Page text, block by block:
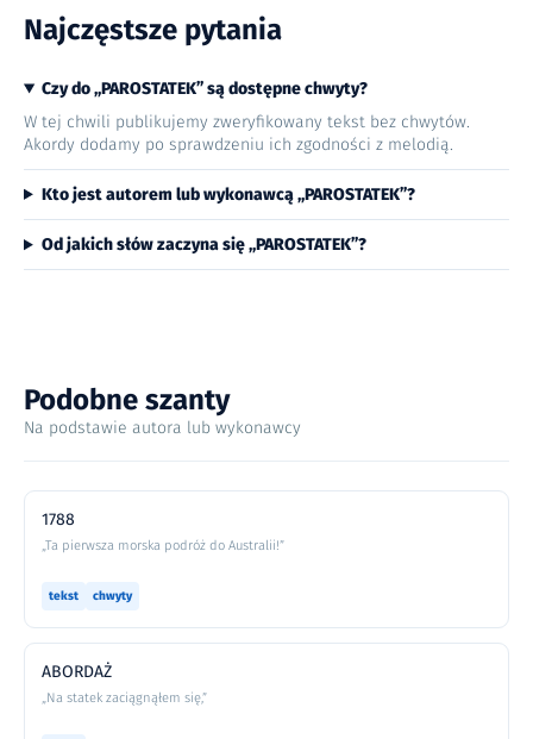
Najczęstsze pytania
Czy do „PAROSTATEK” są dostępne chwyty?
W tej chwili publikujemy zweryfikowany tekst bez chwytów.
Akordy dodamy po sprawdzeniu ich zgodności z melodią.
Kto jest autorem lub wykonawcą „PAROSTATEK”?
Od jakich słów zaczyna się „PAROSTATEK”?
Podobne szanty
Na podstawie autora lub wykonawcy
1788
„Ta pierwsza morska podróż do Australii!”
tekst chwyty
ABORDAŻ
„Na statek zaciągnąłem się,”